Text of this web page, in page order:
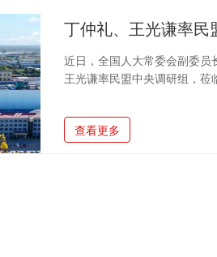
丁仲礼、王光谦率民
近日，全国人大常委会副委员
王光谦率民盟中央调研组，莅
亩均效益等方面的创新实践。
转向“立体化”，同时以柔性
查看更多